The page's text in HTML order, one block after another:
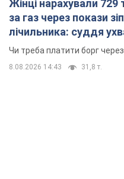
Жінці нарахували 729
за газ через покази
лічильника: суддя
неочікуване рішення
Чи треба платити борг
8.08.2026 14:43 31,8 т.